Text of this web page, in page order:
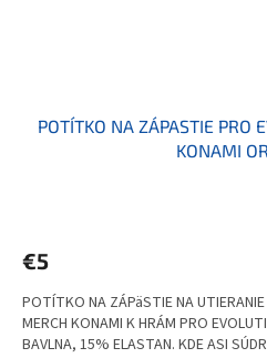
POTÍTKO NA ZÁPASTIE PRO
KONAMI
€5
POTÍTKO NA ZÁPäSTIE NA
MERCH KONAMI K HRÁM PRO
BAVLNA, 15% ELASTAN. KDE ASI